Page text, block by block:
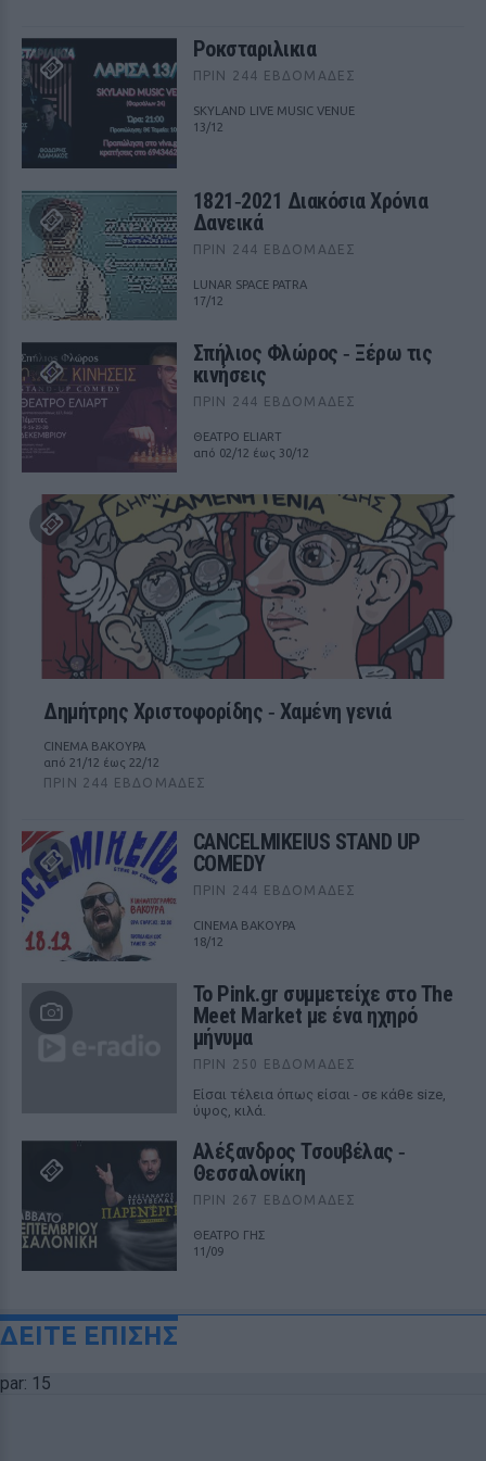
Ροκσταριλικια
ΠΡΙΝ 244 ΕΒΔΟΜΆΔΕΣ
SKYLAND LIVE MUSIC VENUE
13/12
1821‑2021 Διακόσια Χρόνια
Δανεικά
ΠΡΙΝ 244 ΕΒΔΟΜΆΔΕΣ
LUNAR SPACE PATRA
17/12
Σπήλιος Φλώρος ‑ Ξέρω τις
κινήσεις
ΠΡΙΝ 244 ΕΒΔΟΜΆΔΕΣ
ΘΕΑΤΡΟ ELIART
από 02/12 έως 30/12
Δημήτρης Χριστοφορίδης ‑ Χαμένη γενιά
CINEMA ΒΑΚΟΥΡΑ
από 21/12 έως 22/12
ΠΡΙΝ 244 ΕΒΔΟΜΆΔΕΣ
CANCELMIKEIUS STAND UP
COMEDY
ΠΡΙΝ 244 ΕΒΔΟΜΆΔΕΣ
CINEMA ΒΑΚΟΥΡΑ
18/12
Το Pink.gr συμμετείχε στο The
Meet Market με ένα ηχηρό
μήνυμα
ΠΡΙΝ 250 ΕΒΔΟΜΆΔΕΣ
Είσαι τέλεια όπως είσαι - σε κάθε size,
ύψος, κιλά.
Αλέξανδρος Τσουβέλας ‑
Θεσσαλονίκη
ΠΡΙΝ 267 ΕΒΔΟΜΆΔΕΣ
ΘΕΑΤΡΟ ΓΗΣ
11/09
ΔΕΙΤΕ ΕΠΙΣΗΣ
par: 15